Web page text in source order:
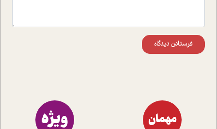
فرستادن دیدگاه
مهمان ویژه